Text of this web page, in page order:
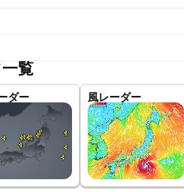
覧
ダー 風レーダー